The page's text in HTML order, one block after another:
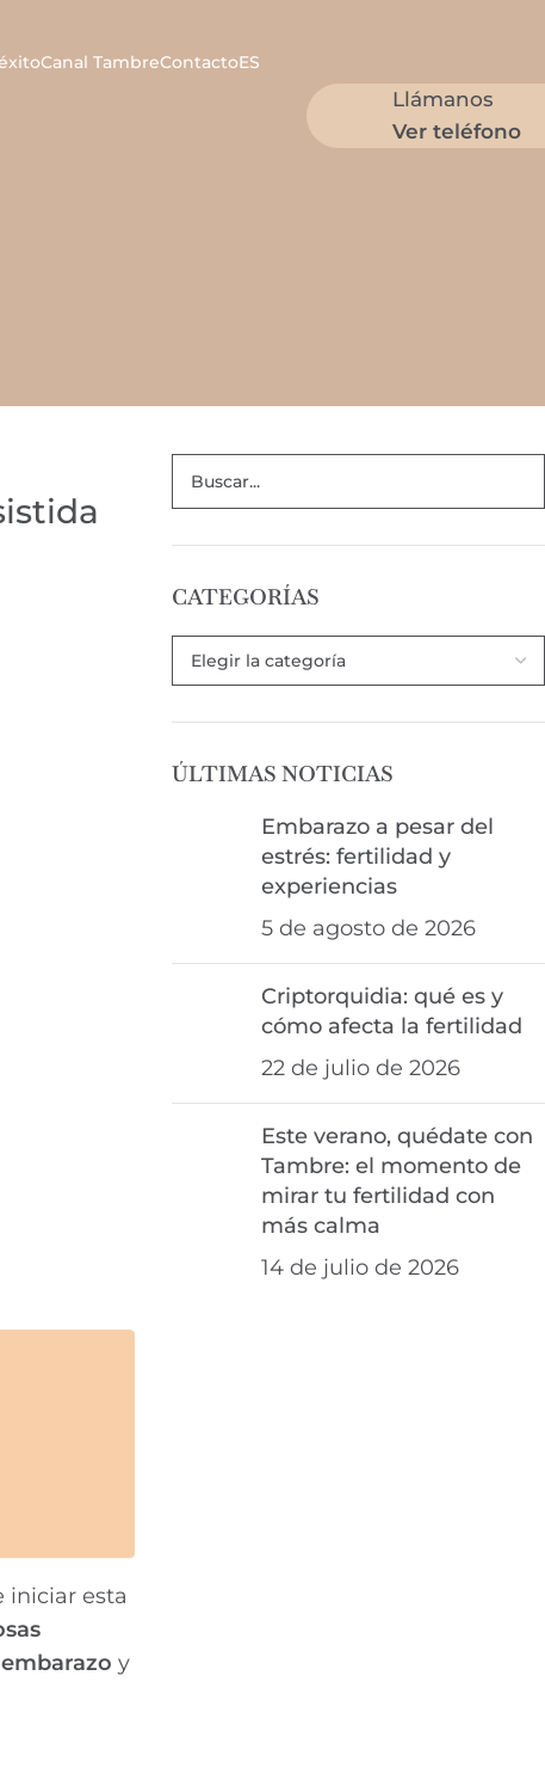
Canal TambreContactoES
Llámanos
Ver teléfono
iniciar esta
y
CATEGORÍAS
ÚLTIMAS NOTICIAS
Embarazo a pesar del
estrés: fertilidad y
experiencias
5 de agosto de 2026
Criptorquidia: qué es y
cómo afecta la fertilidad
22 de julio de 2026
Este verano, quédate con
Tambre: el momento de
mirar tu fertilidad con
más calma
14 de julio de 2026